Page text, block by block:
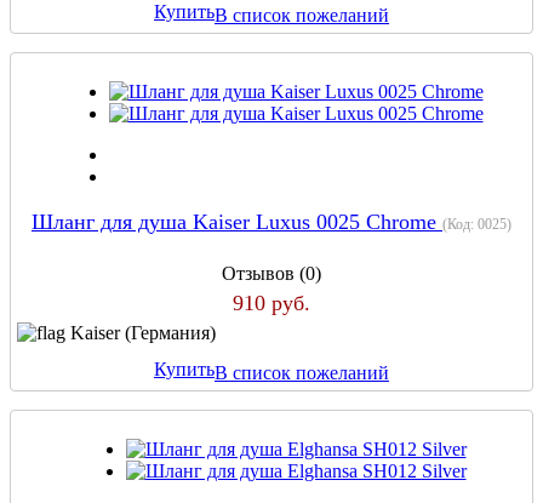
КупитьВ список пожеланий
Шланг для душа Kaiser Luxus 0025 Chrome (Код: 0025)
Отзывов (0)
910 руб.
Kaiser (Германия)
КупитьВ список пожеланий